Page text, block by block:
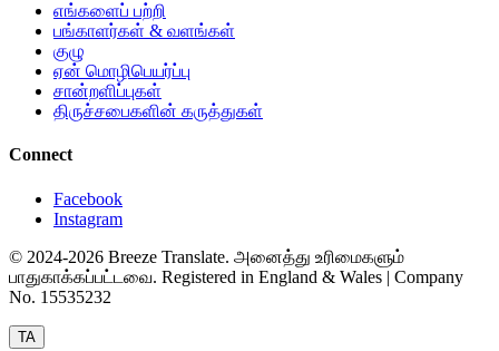
எங்களைப் பற்றி
பங்காளர்கள் & வளங்கள்
குழு
ஏன் மொழிபெயர்ப்பு
சான்றளிப்புகள்
திருச்சபைகளின் கருத்துகள்
Connect
Facebook
Instagram
© 2024-2026 Breeze Translate. அனைத்து உரிமைகளும்
பாதுகாக்கப்பட்டவை. Registered in England & Wales | Company
No. 15535232
TA